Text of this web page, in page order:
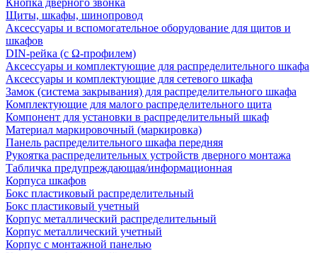
Кнопка дверного звонка
Щиты, шкафы, шинопровод
Аксессуары и вспомогательное оборудование для щитов и
шкафов
DIN-рейка (с Ω-профилем)
Аксессуары и комплектующие для распределительного шкафа
Аксессуары и комплектующие для сетевого шкафа
Замок (система закрывания) для распределительного шкафа
Комплектующие для малого распределительного щита
Компонент для установки в распределительный шкаф
Материал маркировочный (маркировка)
Панель распределительного шкафа передняя
Рукоятка распределительных устройств дверного монтажа
Табличка предупреждающая/информационная
Корпуса шкафов
Бокс пластиковый распределительный
Бокс пластиковый учетный
Корпус металлический распределительный
Корпус металлический учетный
Корпус с монтажной панелью